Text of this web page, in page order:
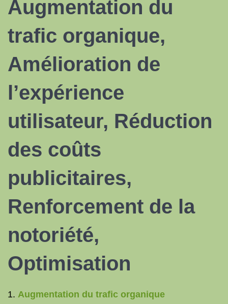
Augmentation du
trafic organique,
Amélioration de
l’expérience
utilisateur, Réduction
des coûts
publicitaires,
Renforcement de la
notoriété,
Optimisation
Augmentation du trafic organique